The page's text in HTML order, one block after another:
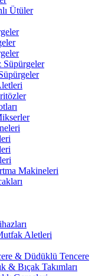
Ütüler
Süpürgeler
Makineleri
Aletleri
& Düdüklü Tencere
& Bıçak Takımları